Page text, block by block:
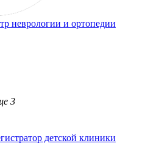
неврологии и ортопедии
3
детской клиники